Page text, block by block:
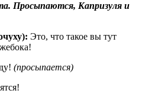
Просыпаются, Капризуля и
Это, что такое вы тут
(просыпается)